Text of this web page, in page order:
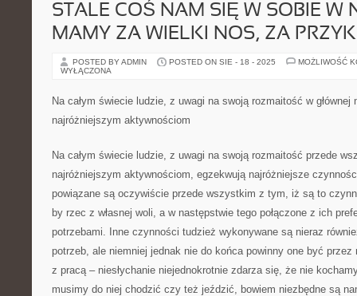
STALE COŚ NAM SIĘ W SOBIE W
MAMY ZA WIELKI NOS, ZA
POSTED BY ADMIN POSTED ON SIE - 18 - 2025
MOŻLIWOŚĆ
WYŁĄCZONA
Na całym świecie ludzie, z uwagi na swoją rozmaitość w głównej
najróżniejszym aktywnościom
Na całym świecie ludzie, z uwagi na swoją rozmaitość przede
najróżniejszym aktywnościom, egzekwują najróżniejsze
powiązane są oczywiście przede wszystkim z tym, iż są to
by rzec z własnej woli, a w następstwie tego połączone z ich
potrzebami. Inne czynności tudzież wykonywane są nieraz
potrzeb, ale niemniej jednak nie do końca powinny one być
z pracą – niesłychanie niejednokrotnie zdarza się, że nie
musimy do niej chodzić czy też jeździć, bowiem niezbędne są